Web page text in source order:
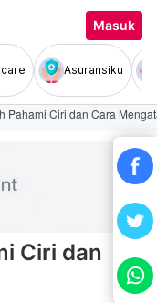
Masuk
Asuransiku
Pahami Ciri dan Cara
Ciri dan